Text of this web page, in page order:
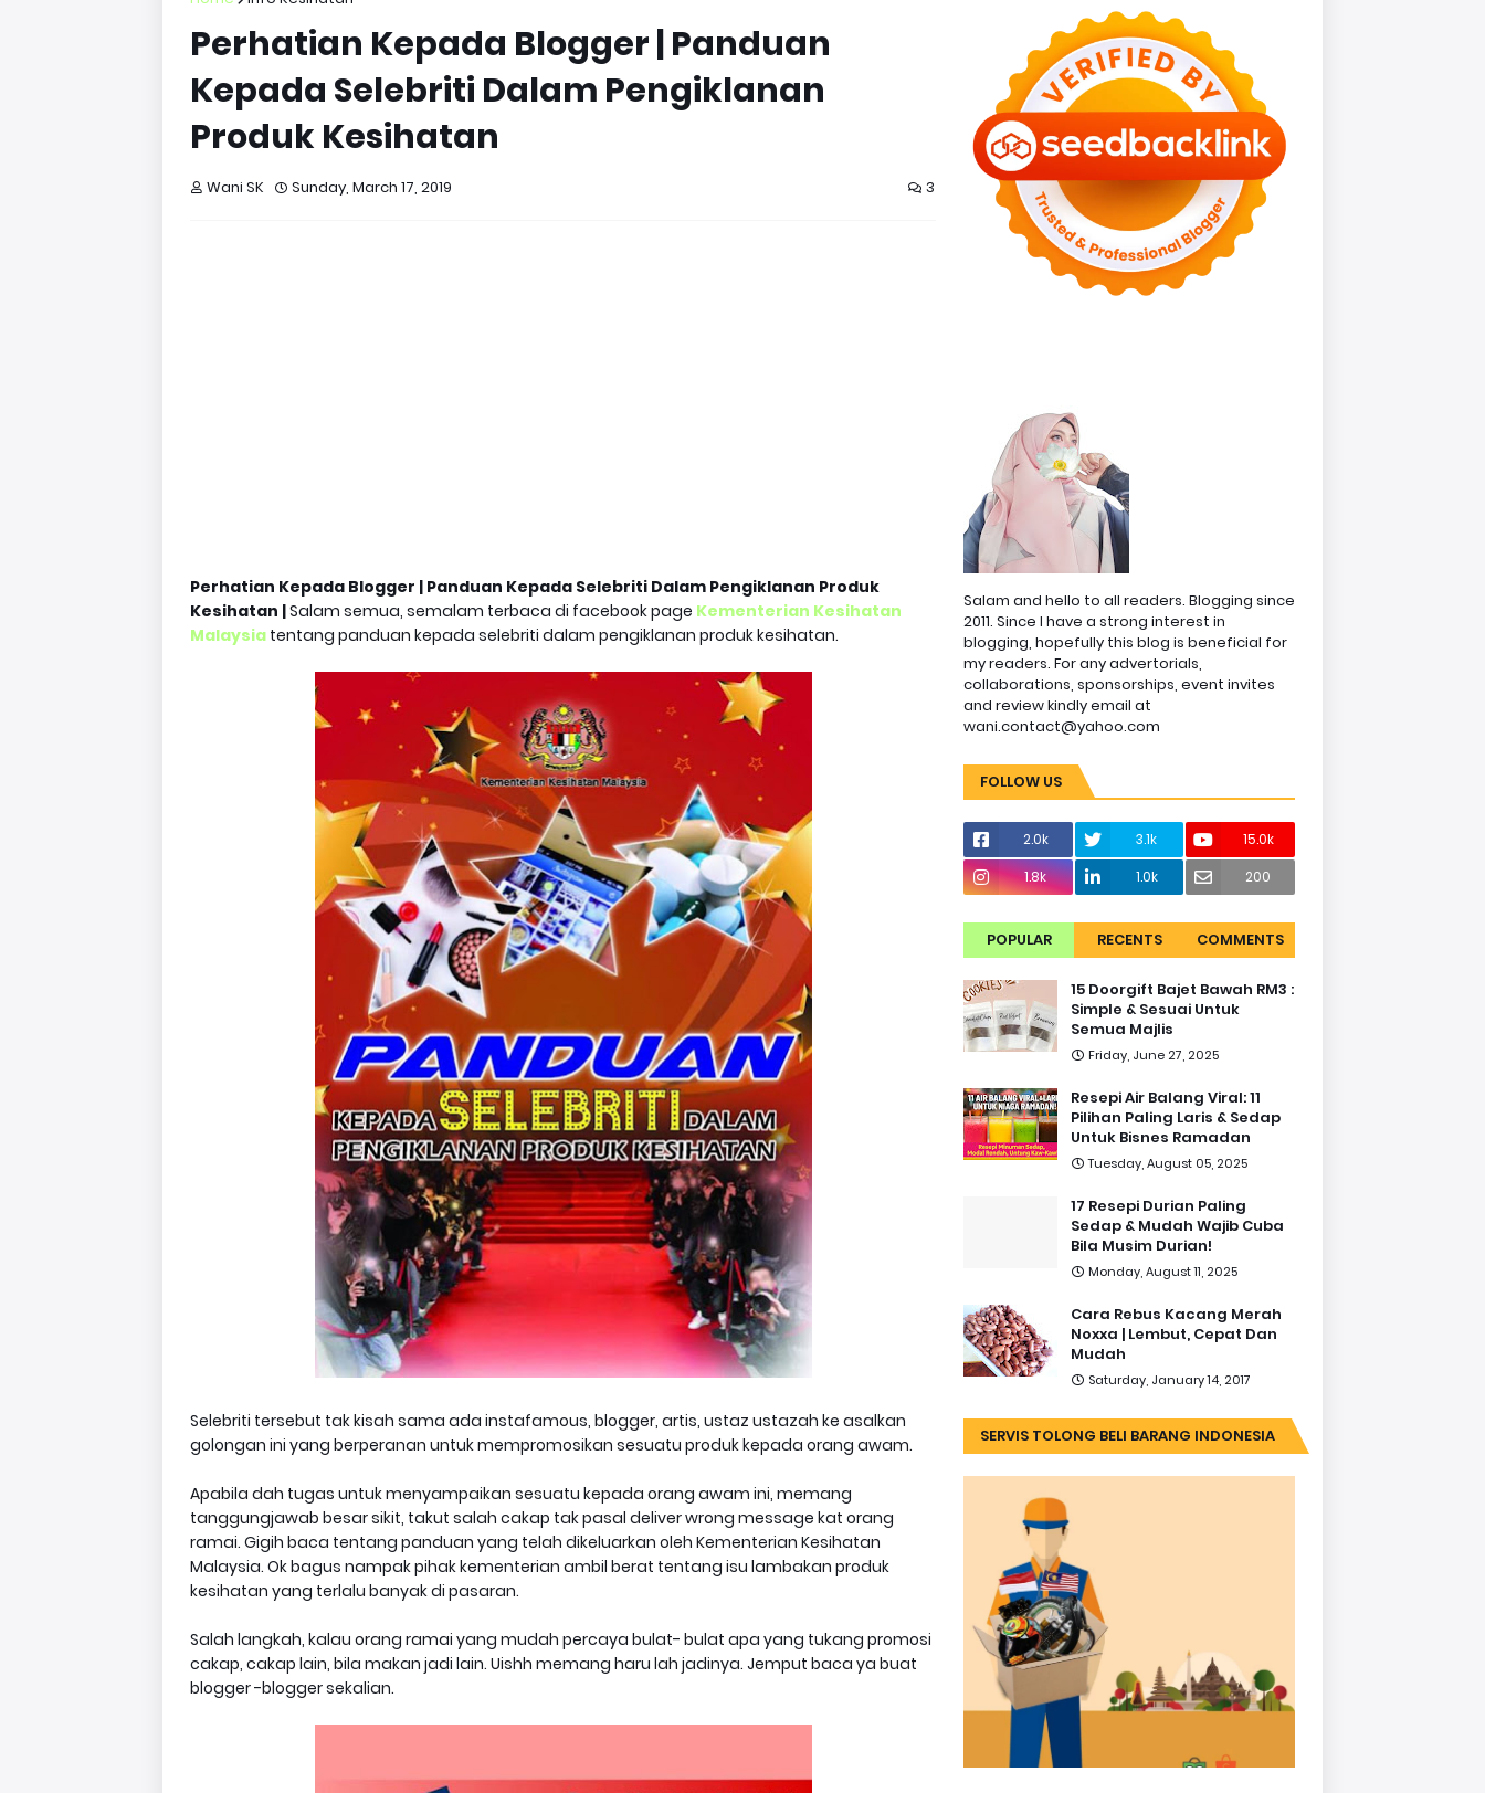
Perhatian Kepada Blogger | Panduan
Kepada Selebriti Dalam Pengiklanan
Produk Kesihatan
Wani SK Sunday, March 17, 2019 3
Perhatian Kepada Blogger | Panduan Kepada Selebriti Dalam Pengiklanan Produk
Kesihatan |Salam semua, semalam terbaca di facebook page Kementerian Kesihatan
Malaysia tentang panduan kepada selebriti dalam pengiklanan produk kesihatan.
Selebriti tersebut tak kisah sama ada instafamous, blogger, artis, ustaz ustazah ke asalkan
golongan ini yang berperanan untuk mempromosikan sesuatu produk kepada orang awam.
Apabila dah tugas untuk menyampaikan sesuatu kepada orang awam ini, memang
tanggungjawab besar sikit, takut salah cakap tak pasal deliver wrong message kat orang
ramai. Gigih baca tentang panduan yang telah dikeluarkan oleh Kementerian Kesihatan
Malaysia. Ok bagus nampak pihak kementerian ambil berat tentang isu lambakan produk
kesihatan yang terlalu banyak di pasaran.
Salah langkah, kalau orang ramai yang mudah percaya bulat- bulat apa yang tukang promosi
cakap, cakap lain, bila makan jadi lain. Uishh memang haru lah jadinya. Jemput baca ya buat
blogger -blogger sekalian.
Salam and hello to all readers. Blogging since
2011. Since I have a strong interest in
blogging, hopefully this blog is beneficial for
my readers. For any advertorials,
collaborations, sponsorships, event invites
and review kindly email at
wani.contact@yahoo.com
FOLLOW US
2.0k 3.1k
15.0k
1.8k
1.0k 200
POPULAR RECENTS COMMENTS
15 Doorgift Bajet Bawah RM3 :
Simple & Sesuai Untuk
Semua Majlis
Friday, June 27, 2025
Resepi Air Balang Viral: 11
Pilihan Paling Laris & Sedap
Untuk Bisnes Ramadan
Tuesday, August 05, 2025
17 Resepi Durian Paling
Sedap & Mudah Wajib Cuba
Bila Musim Durian!
Monday, August 11, 2025
Cara Rebus Kacang Merah
Noxxa | Lembut, Cepat Dan
Mudah
Saturday, January 14, 2017
SERVIS TOLONG BELI BARANG INDONESIA